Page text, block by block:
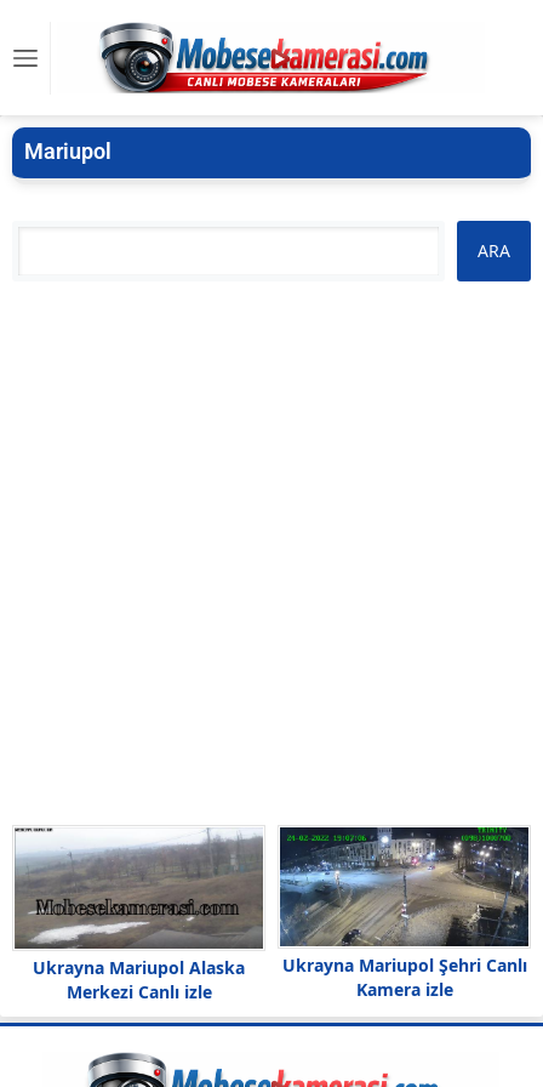
Mariupol
Ukrayna Mariupol Alaska
Merkezi Canlı izle
Ukrayna Mariupol Şehri Canlı
Kamera izle